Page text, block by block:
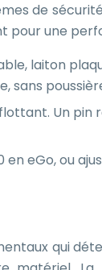
de
pour une
laiton
Un
eGo, ou
qui